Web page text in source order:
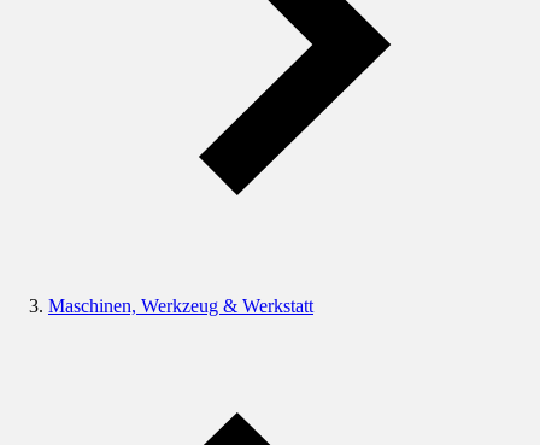
Maschinen, Werkzeug & Werkstatt